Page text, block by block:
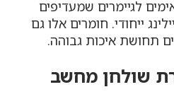
לגיימרים שמעדיפים
ייחודי. חומרים אלו גם
תחושת איכות גבוהה.
שולחן מחשב